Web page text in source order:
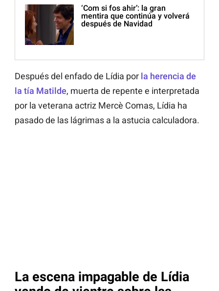
‘Com si fos ahir’: la gran
mentira que continúa y volverá
después de Navidad
Después del enfado de Lídia por la herencia de
la tía Matilde, muerta de repente e interpretada
por la veterana actriz Mercè Comas, Lídia ha
pasado de las lágrimas a la astucia calculadora.
La escena impagable de Lídia